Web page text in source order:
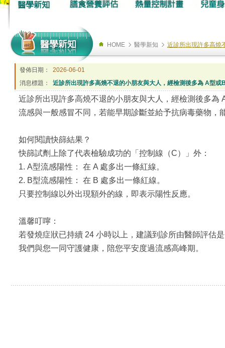
HOME 醫學新知 近診所出現許多高燒
發佈日期：
2026-06-01
消息標題：
近診所出現許多高燒不退的小朋友與大人，經檢測後多為 A型或
近診所出現許多高燒不退的小朋友與大人，經檢測後多為
流感與一般感冒不同，若能早期診斷並給予抗病毒藥物，
如何閱讀快篩結果？
快篩試劑上除了代表檢驗成功的「控制線（C）」外：
1. A型流感陽性： 在 A 處多出一條紅線。
2. B型流感陽性： 在 B 處多出一條紅線。
只要控制線以外出現額外的線，即表示陽性反應。
溫馨叮嚀：
若發燒症狀已持續 24 小時以上，建議到診所由醫師評估
我們與您一同守護健康，陪您平安度過流感高峰期。